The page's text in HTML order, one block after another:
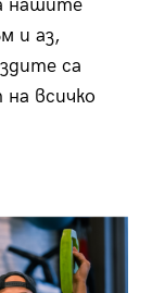
и аз,
са
всичко